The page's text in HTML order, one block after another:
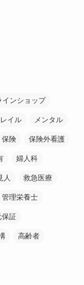
インショップ
イル メンタル
保険 保険外看護
婦人科
人 救急医療
管理栄養士
保証
高齢者